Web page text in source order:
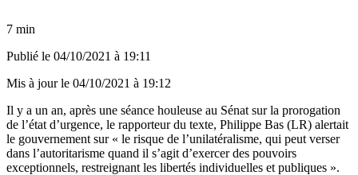
7 min
Publié le 04/10/2021 à 19:11
Mis à jour le 04/10/2021 à 19:12
Il y a un an, après une séance houleuse au Sénat sur la prorogation
de l’état d’urgence, le rapporteur du texte, Philippe Bas (LR) alertait
le gouvernement sur « le risque de l’unilatéralisme, qui peut verser
dans l’autoritarisme quand il s’agit d’exercer des pouvoirs
exceptionnels, restreignant les libertés individuelles et publiques ».